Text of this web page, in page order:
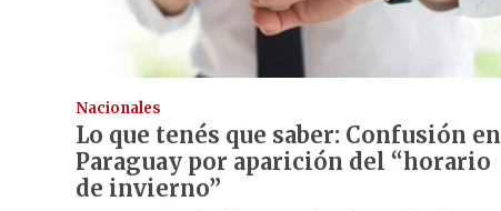
Nacionales
Lo que tenés que saber: Confusión en
Paraguay por aparición del “horario
de invierno”